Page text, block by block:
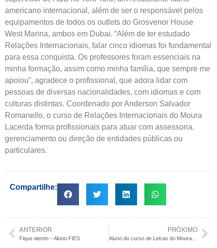
americano internacional, além de ser o responsável pelos
equipamentos de todos os outlets do Grosvenor House
West Marina, ambos em Dubai. “Além de ter estudado
Relações Internacionais, falar cinco idiomas foi fundamental
para essa conquista. Os professores foram essenciais na
minha formação, assim como minha família, que sempre me
apoiou”, agradece o profissional, que adora lidar com
pessoas de diversas nacionalidades, com idiomas e com
culturas distintas. Coordenado por Anderson Salvador
Romanello, o curso de Relações Internacionais do Moura
Lacerda forma profissionais para atuar com assessoria,
gerenciamento ou direção de entidades públicas ou
particulares.
Compartilhe:
ANTERIOR
Fique atento – Aluno FIES
PRÓXIMO
Aluno do curso de Letras do Moura Lacerda lança livro de poemas